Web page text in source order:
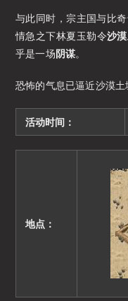
与此同时，宗主国与比
情急之下林夏玉勒令沙
乎是一场阴谋。
恐怖的气息已逼近沙漠土
活动时间：
地点：